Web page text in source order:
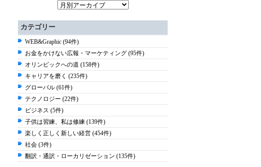
カテゴリー
WEB&Graphic (94件)
お金をかけない広報・マーケティング (95件)
オリンピックへの道 (158件)
キャリアを磨く (235件)
グローバル (61件)
テクノロジー (22件)
ビジネス (5件)
子供は習練、私は修練 (139件)
楽しく正しく新しい経営 (454件)
社会 (3件)
翻訳・通訳・ローカリゼーション (135件)